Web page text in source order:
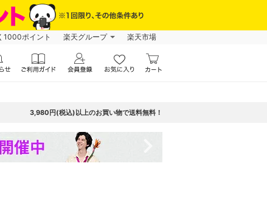
1000ポイント 楽天グループ 楽天市場
3,980円(税込)以上のお買い物で送料無料！